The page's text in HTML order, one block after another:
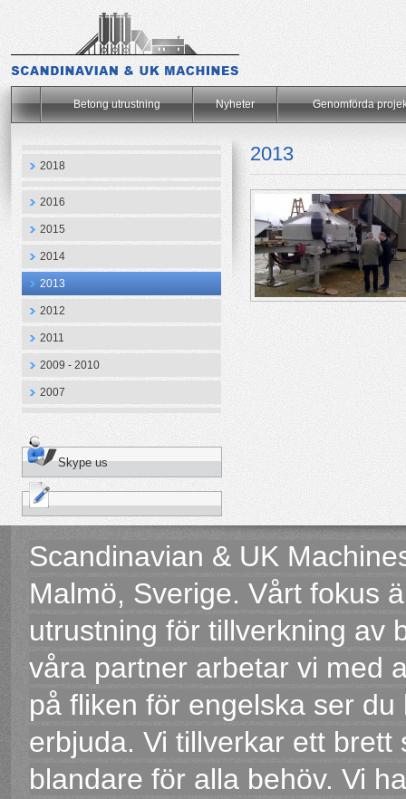
Betong utrustning Nyheter Genomförda
2018
2016
2015
2014
2013
2012
2011
2009 - 2010
2007
Skype us
2013
Scandinavian & UK
Malmö, Sverige. Vårt fokus
utrustning för tillverkning av
våra partner arbetar vi med
på fliken för engelska ser
erbjuda. Vi tillverkar ett
blandare för alla behöv. Vi